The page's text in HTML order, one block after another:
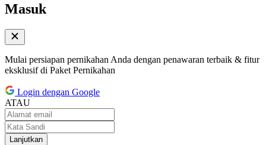
Masuk
Mulai persiapan pernikahan Anda dengan penawaran terbaik & fitur
eksklusif di Paket Pernikahan
Login dengan Google
ATAU
Lanjutkan